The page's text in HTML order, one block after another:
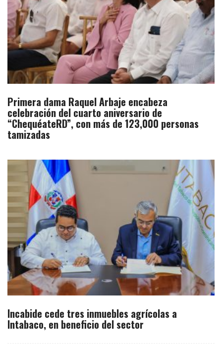
Primera dama Raquel Arbaje encabeza
celebración del cuarto aniversario de
“ChequéateRD”, con más de 123,000 personas
tamizadas
Incabide cede tres inmuebles agrícolas a
Intabaco, en beneficio del sector